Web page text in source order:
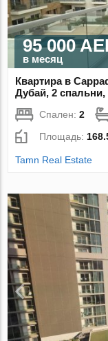
95 000
в месяц
Квартира в
Дубай, 2
Спален:2
Площадь:
Tamn Real Estate